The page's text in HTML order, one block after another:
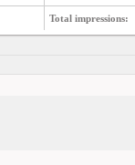
Total impressions: